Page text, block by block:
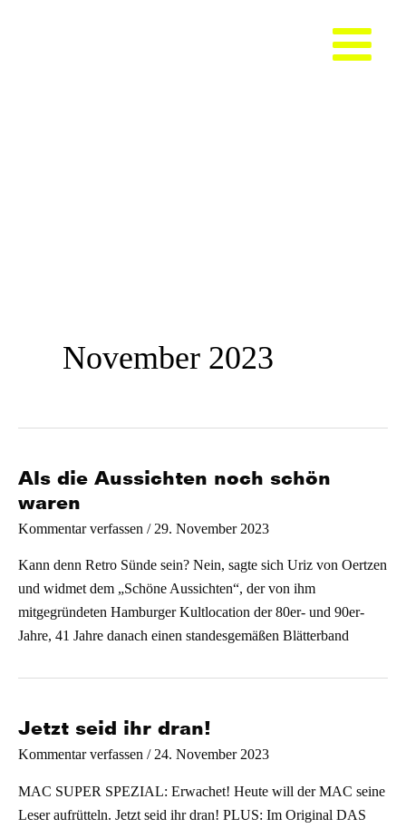
November 2023
Als die Aussichten noch schön
waren
Kommentar verfassen /29. November 2023
Kann denn Retro Sünde sein? Nein, sagte sich Uriz von Oertzen
und widmet dem „Schöne Aussichten“, der von ihm
mitgegründeten Hamburger Kultlocation der 80er- und 90er-
Jahre, 41 Jahre danach einen standesgemäßen Blätterband
Jetzt seid ihr dran!
Kommentar verfassen /24. November 2023
MAC SUPER SPEZIAL: Erwachet! Heute will der MAC seine
Leser aufrütteln. Jetzt seid ihr dran! PLUS: Im Original DAS